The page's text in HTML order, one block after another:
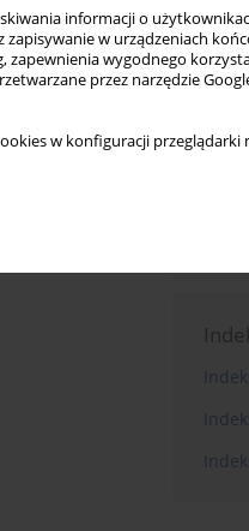
informacji o
w urządzeniach
zapewnienia wygodnego
przez narzędzie
w konfiguracji przeglądarki
Its